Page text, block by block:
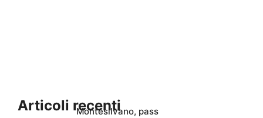
Articoli recenti
Montesilvano, pass